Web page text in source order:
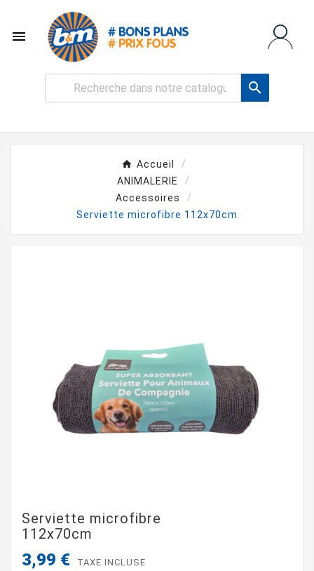


Accueil
ANIMALERIE
Accessoires
Serviette microfibre 112x70cm
Serviette microfibre
112x70cm
3,99 € TAXE INCLUSE